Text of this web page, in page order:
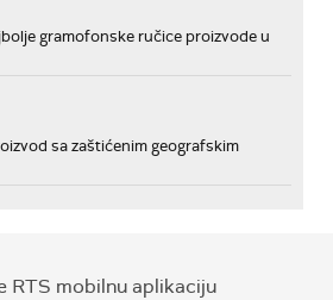
gramofonske ručice proizvode u
sa zaštićenim geografskim
RTS mobilnu aplikaciju